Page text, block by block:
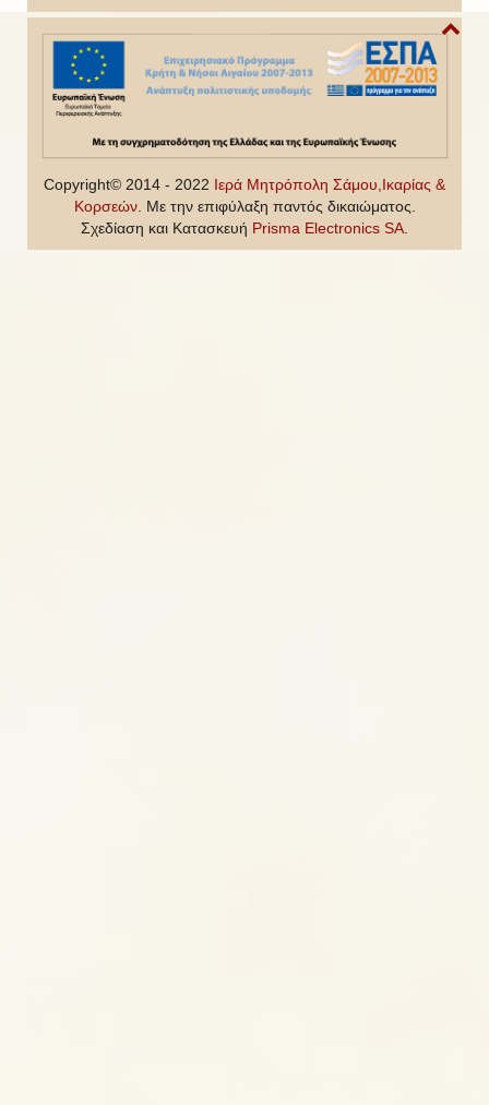
h
Copyright© 2014 - 2022 Ιερά Μητρόπολη Σάμου,Ικαρίας &
Κορσεών. Με την επιφύλαξη παντός δικαιώματος.
Σχεδίαση και Κατασκευή Prisma Electronics SA.